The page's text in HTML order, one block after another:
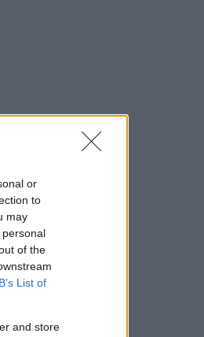
or
to
may
of the
List of
and store